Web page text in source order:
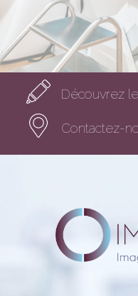
Découvrez
Contactez-